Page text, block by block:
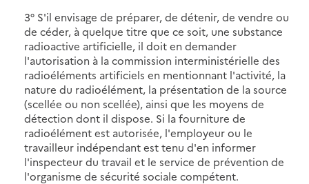
3° S'il envisage de préparer, de détenir, de vendre ou
de céder, à quelque titre que ce soit, une substance
radioactive artificielle, il doit en demander
l'autorisation à la commission interministérielle des
radioéléments artificiels en mentionnant l'activité, la
nature du radioélément, la présentation de la source
(scellée ou non scellée), ainsi que les moyens de
détection dont il dispose. Si la fourniture de
radioélément est autorisée, l'employeur ou le
travailleur indépendant est tenu d'en informer
l'inspecteur du travail et le service de prévention de
l'organisme de sécurité sociale compétent.